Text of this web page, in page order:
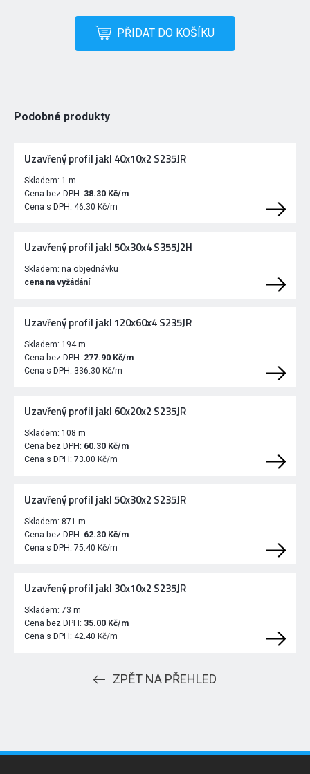
PŘIDAT DO KOŠÍKU
Podobné produkty
Uzavřený profil jakl 40x10x2 S235JR
Skladem: 1 m
Cena bez DPH: 38.30 Kč/m
Cena s DPH: 46.30 Kč/m
Uzavřený profil jakl 50x30x4 S355J2H
Skladem: na objednávku
cena na vyžádání
Uzavřený profil jakl 120x60x4 S235JR
Skladem: 194 m
Cena bez DPH: 277.90 Kč/m
Cena s DPH: 336.30 Kč/m
Uzavřený profil jakl 60x20x2 S235JR
Skladem: 108 m
Cena bez DPH: 60.30 Kč/m
Cena s DPH: 73.00 Kč/m
Uzavřený profil jakl 50x30x2 S235JR
Skladem: 871 m
Cena bez DPH: 62.30 Kč/m
Cena s DPH: 75.40 Kč/m
Uzavřený profil jakl 30x10x2 S235JR
Skladem: 73 m
Cena bez DPH: 35.00 Kč/m
Cena s DPH: 42.40 Kč/m
ZPĚT NA PŘEHLED